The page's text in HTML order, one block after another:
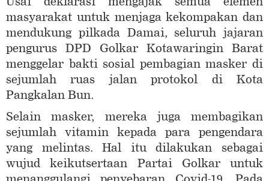
masyarakat untuk menjaga kekompakan dan
mendukung pilkada Damai, seluruh jajaran
pengurus DPD Golkar Kotawaringin Barat
menggelar bakti sosial pembagian masker di
sejumlah ruas jalan protokol di Kota
Pangkalan Bun.
Selain masker, mereka juga membagikan
sejumlah vitamin kepada para pengendara
yang melintas. Hal itu dilakukan sebagai
wujud keikutsertaan Partai Golkar untuk